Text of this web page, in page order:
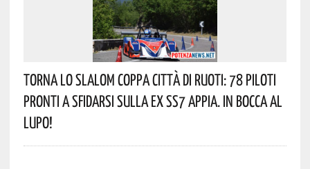
Torna Lo Slalom Coppa Città Di Ruoti: 78 Piloti
Pronti A Sfidarsi Sulla Ex SS7 Appia. In Bocca Al
Lupo!